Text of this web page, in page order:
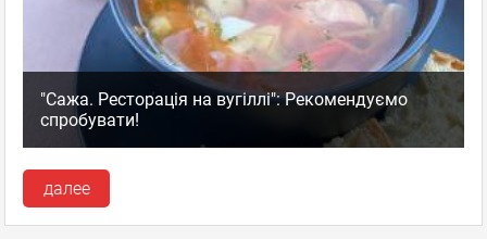
"Сажа. Ресторація на вугіллі": Рекомендуємо
спробувати!
далее